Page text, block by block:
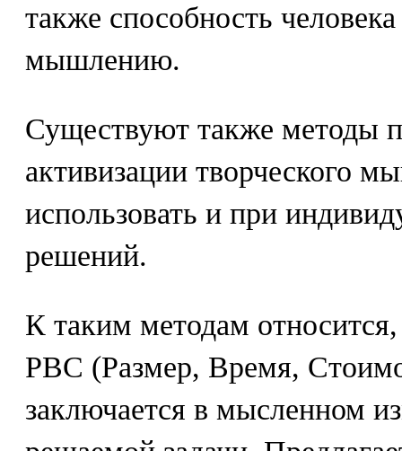
также способность
мышлению.
Существуют также методы
активизации творческого
использовать и при
решений.
К таким методам
РВС (Размер, Время,
заключается в мысленном